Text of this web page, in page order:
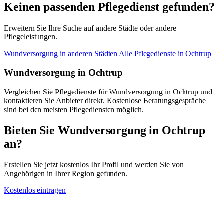
Keinen passenden Pflegedienst gefunden?
Erweitern Sie Ihre Suche auf andere Städte oder andere
Pflegeleistungen.
Wundversorgung in anderen Städten Alle Pflegedienste in Ochtrup
Wundversorgung in Ochtrup
Vergleichen Sie Pflegedienste für Wundversorgung in Ochtrup und
kontaktieren Sie Anbieter direkt. Kostenlose Beratungsgespräche
sind bei den meisten Pflegediensten möglich.
Bieten Sie Wundversorgung in Ochtrup
an?
Erstellen Sie jetzt kostenlos Ihr Profil und werden Sie von
Angehörigen in Ihrer Region gefunden.
Kostenlos eintragen